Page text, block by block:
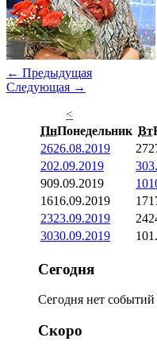
← Предыдущая
Следующая →
<
ПнПонедельник Вт
2626.08.2019 27
202.09.2019 3
909.09.2019 10
1616.09.2019 17
2323.09.2019 24
3030.09.2019 1
Сегодня
Сегодня нет событий
Скоро